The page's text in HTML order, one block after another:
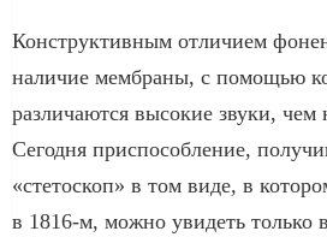
Конструктивным отличием
наличие мембраны, с помощью
различаются высокие звуки,
Сегодня приспособление,
«стетоскоп» в том виде, в
в 1816-м, можно увидеть только